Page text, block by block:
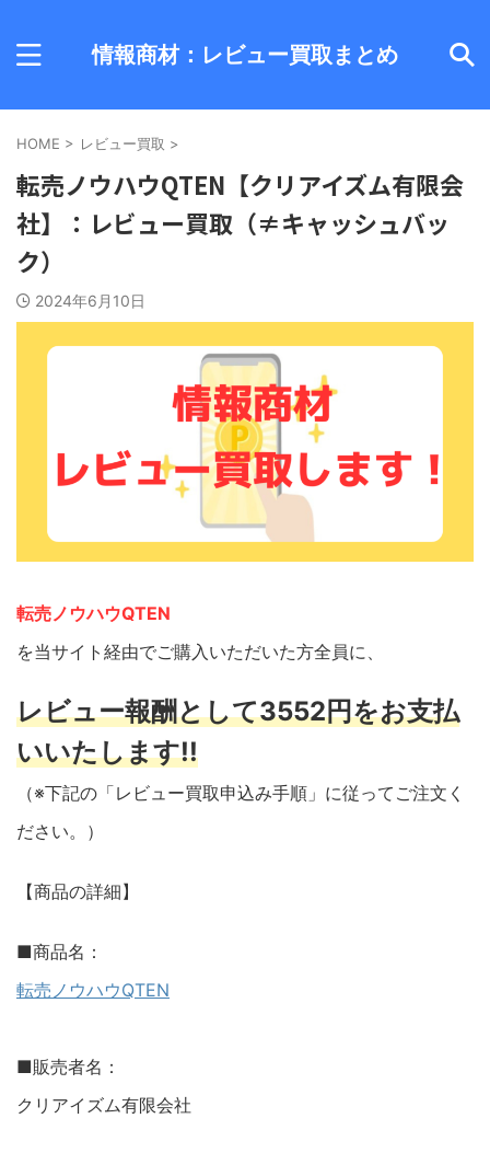
情報商材：レビュー買取まとめ
HOME > レビュー買取 >
転売ノウハウQTEN【クリアイズム有限会
社】：レビュー買取（≠キャッシュバッ
ク）
2024年6月10日
転売ノウハウQTEN
を当サイト経由でご購入いただいた方全員に、
レビュー報酬として3552円をお支払
いいたします!!
（※下記の「レビュー買取申込み手順」に従ってご注文く
ださい。）
【商品の詳細】
■商品名：
転売ノウハウQTEN
■販売者名：
クリアイズム有限会社